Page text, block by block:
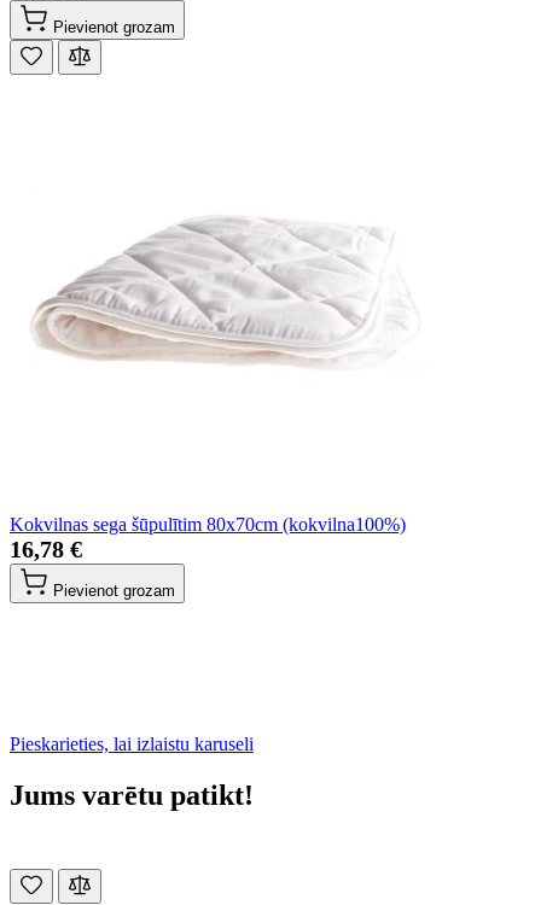
Pievienot grozam
Kokvilnas sega šūpulītim 80x70cm (kokvilna100%)
16,78 €
Pievienot grozam
Pieskarieties, lai izlaistu karuseli
Jums varētu patikt!